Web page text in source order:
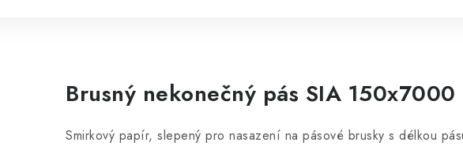
Brusný nekonečný pás SIA 150x7000
Smirkový papír, slepený pro nasazení na pásové brusky s délkou